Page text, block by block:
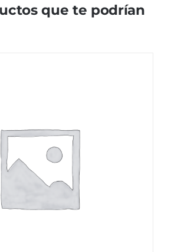
que te podrían